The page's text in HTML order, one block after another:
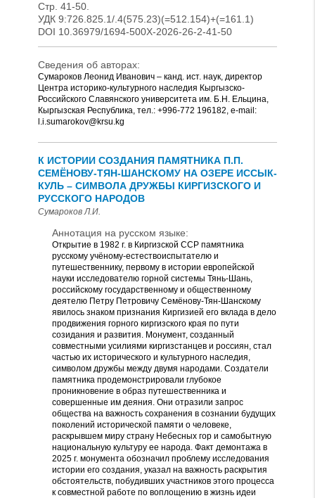
Стр. 41-50.
УДК 9:726.825.1/.4(575.23)(=512.154)+(=161.1)
DOI 10.36979/1694-500X-2026-26-2-41-50
Сведения об авторах:
Сумароков Леонид Иванович – канд. ист. наук, директор
Центра историко-культурного наследия Кыргызско-
Российского Славянского университета им. Б.Н. Ельцина,
Кыргызская Республика, тел.: +996-772 196182, e-mail:
l.i.sumarokov@krsu.kg
К ИСТОРИИ СОЗДАНИЯ ПАМЯТНИКА П.П.
СЕМЁНОВУ-ТЯН-ШАНСКОМУ НА ОЗЕРЕ ИССЫК-
КУЛЬ – СИМВОЛА ДРУЖБЫ КИРГИЗСКОГО И
РУССКОГО НАРОДОВ
Сумароков Л.И.
Аннотация на русском языке:
Открытие в 1982 г. в Киргизской ССР памятника
русскому учёному-естествоиспытателю и
путешественнику, первому в истории европейской
науки исследователю горной системы Тянь-Шань,
российскому государственному и общественному
деятелю Петру Петровичу Семёнову-Тян-Шанскому
явилось знаком признания Киргизией его вклада в дело
продвижения горного киргизского края по пути
созидания и развития. Монумент, созданный
совместными усилиями киргизстанцев и россиян, стал
частью их исторического и культурного наследия,
символом дружбы между двумя народами. Создатели
памятника продемонстрировали глубокое
проникновение в образ путешественника и
совершенные им деяния. Они отразили запрос
общества на важность сохранения в сознании будущих
поколений исторической памяти о человеке,
раскрывшем миру страну Небесных гор и самобытную
национальную культуру ее народа. Факт демонтажа в
2025 г. монумента обозначил проблему исследования
истории его создания, указал на важность раскрытия
обстоятельств, побудивших участников этого процесса
к совместной работе по воплощению в жизнь идеи